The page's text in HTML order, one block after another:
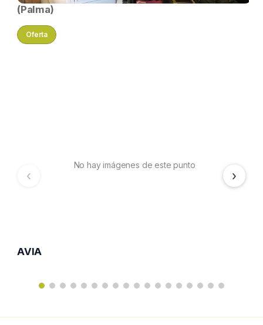
(Palma)
Oferta
‹ ›
No hay imágenes de este punto
AVIA